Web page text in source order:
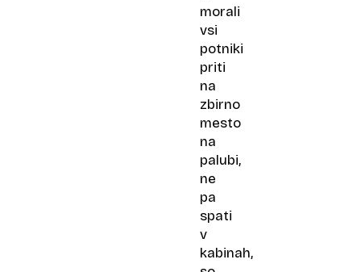
morali
vsi
potniki
priti
na
zbirno
mesto
na
palubi,
ne
pa
spati
v
kabinah,